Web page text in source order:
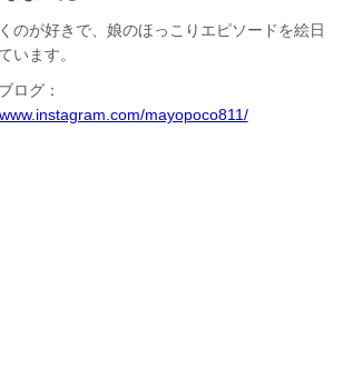
のが好きで、娘のほっこりエピソードを絵日
います。
ログ：
mayopoco811/